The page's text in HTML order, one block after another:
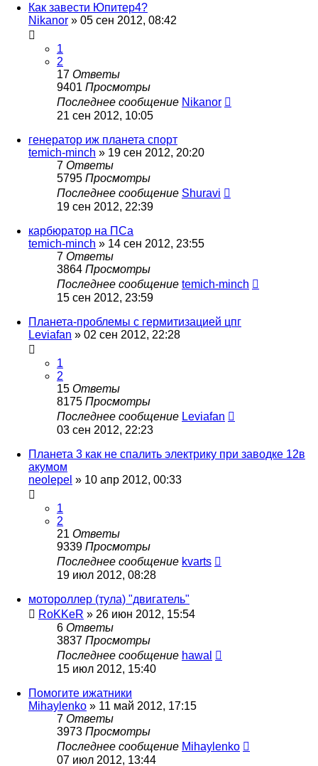
Как завести Юпитер4?
Nikanor » 05 сен 2012, 08:42
1
2
17 Ответы
9401 Просмотры
Последнее сообщение Nikanor
21 сен 2012, 10:05
генератор иж планета спорт
temich-minch » 19 сен 2012, 20:20
7 Ответы
5795 Просмотры
Последнее сообщение Shuravi
19 сен 2012, 22:39
карбюратор на ПСа
temich-minch » 14 сен 2012, 23:55
7 Ответы
3864 Просмотры
Последнее сообщение temich-minch
15 сен 2012, 23:59
Планета-проблемы с гермитизацией цпг
Leviafan » 02 сен 2012, 22:28
1
2
15 Ответы
8175 Просмотры
Последнее сообщение Leviafan
03 сен 2012, 22:23
Планета 3 как не спалить электрику при заводке 12в
акумом
neolepel » 10 апр 2012, 00:33
1
2
21 Ответы
9339 Просмотры
Последнее сообщение kvarts
19 июл 2012, 08:28
мотороллер (тула) "двигатель"
RoKKeR » 26 июн 2012, 15:54
6 Ответы
3837 Просмотры
Последнее сообщение hawal
15 июл 2012, 15:40
Помогите ижатники
Mihaylenko » 11 май 2012, 17:15
7 Ответы
3973 Просмотры
Последнее сообщение Mihaylenko
07 июл 2012, 13:44